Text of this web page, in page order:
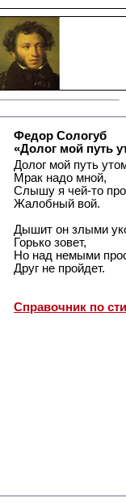
Федор Сологуб
«Долог мой путь
Долог мой путь
Мрак надо мной,
Слышу я чей-то
Жалобный вой.
Дышит он злыми
Горько зовет,
Но над немыми
Друг не пройдет.
Справочник по